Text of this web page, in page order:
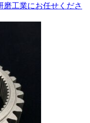
工業にお任せくださ